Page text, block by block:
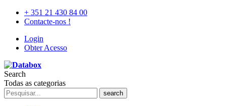
+ 351 21 430 84 00
Contacte-nos !
Login
Obter Acesso
Search
Todas as categorias
search